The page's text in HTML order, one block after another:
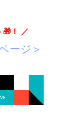
🎁！ ／
ージ＞